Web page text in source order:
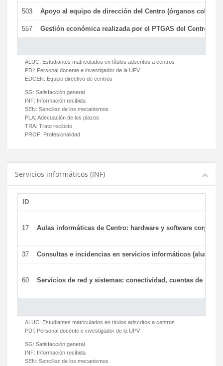
503 Apoyo al equipo de dirección del Centro (órganos
557 Gestión económica realizada por el PTGAS del Centro
ALUC: Estudiantes matriculados en títulos adscritos a centros
PDI: Personal docente e investigador de la UPV
EDCEN: Equipo directivo de centros
SG: Satisfacción general
INF: Información recibida
SEN: Sencillez de los mecanismos
PLA: Adecuación de los plazos
TRA: Trato recibido
PROF: Profesionalidad
Servicios informáticos (INF)
ID
17 Aulas informáticas de Centro: hardware y software
37 Consultas e incidencias en servicios informáticos (alumnos)
60 Servicios de red y sistemas: conectividad, cuentas de
ALUC: Estudiantes matriculados en títulos adscritos a centros
PDI: Personal docente e investigador de la UPV
SG: Satisfacción general
INF: Información recibida
SEN: Sencillez de los mecanismos